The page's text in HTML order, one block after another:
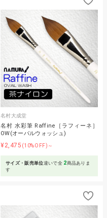
名村大成堂
名村 水彩筆 Raffine［ラフィーネ］
OW(オーバルウォッシュ)
¥2,475 (10%OFF)～
サイズ・販売単位違いで全 2商品ありま
す